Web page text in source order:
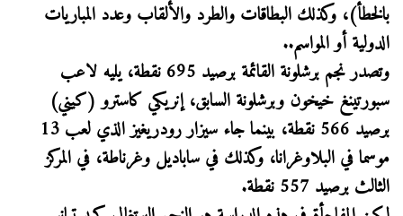
بالخطأ)، وكذلك البطاقات والطرد والألقاب وعدد المباريات
الدولية أو المواسم..
وتصدر نجم برشلونة القائمة برصيد 695 نقطة، يليه لاعب
سبورتينغ خيخون وبرشلونة السابق، إنريكي كاسترو (كيني)
برصيد 566 نقطة، بينما جاء سيزار رودريغيز الذي لعب 13
موسما في البلاوغرانا، وكذلك في ساباديل وغرناطة، في المركز
الثالث برصيد 557 نقطة.